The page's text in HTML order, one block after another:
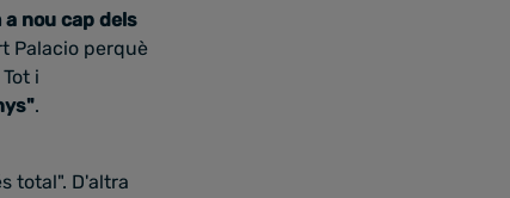
nou cap dels
Palacio perquè
i
.
total". D'altra